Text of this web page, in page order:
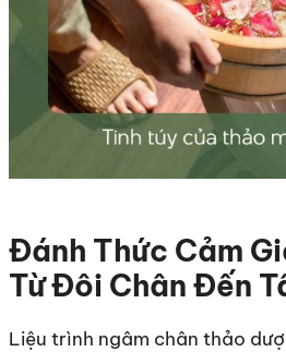
Đánh Thức Cảm
Từ Đôi Chân Đến
Liệu trình ngâm chân thảo